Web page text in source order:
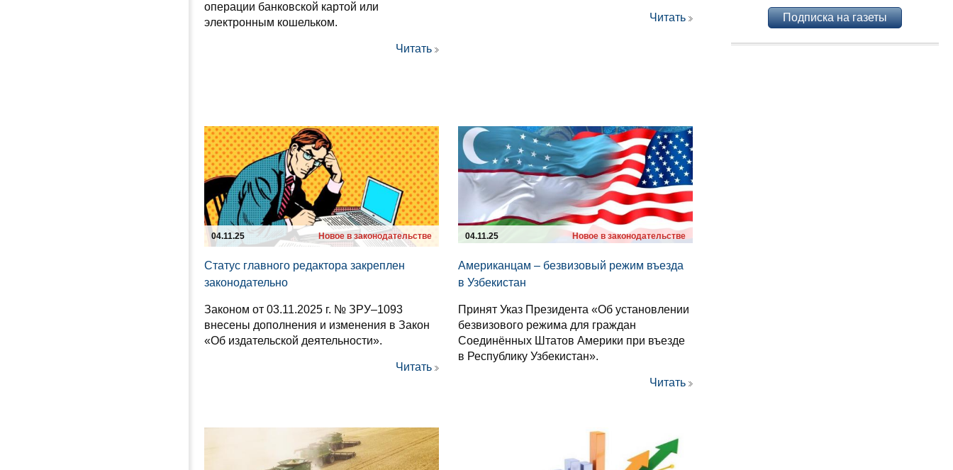
операции банковской картой или
электронным кошельком.
Читать
Читать
04.11.25 Новое в законодательстве
Статус главного редактора закреплен
законодательно
Законом от 03.11.2025 г. № ЗРУ–1093
внесены дополнения и изменения в Закон
«Об издательской деятельности».
Читать
04.11.25 Новое в законодательстве
Американцам – безвизовый режим въезда
в Узбекистан
Принят Указ Президента «Об установлении
безвизового режима для граждан
Соединённых Штатов Америки при въезде
в Республику Узбекистан».
Читать
Подписка на газеты